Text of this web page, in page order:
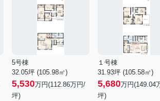
5号棟
32.05坪 (105.98㎡)
5,530万円(112.86万円/
坪)
１号棟
31.93坪 (105.58㎡)
5,680万円(149.04
坪)